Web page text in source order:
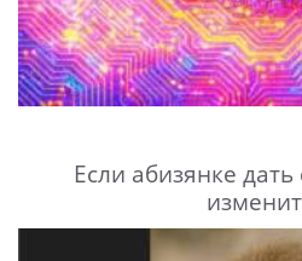
Если абизянке